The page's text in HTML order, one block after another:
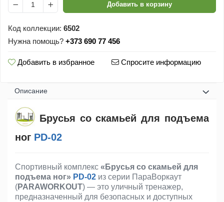
Добавить в корзину
Код коллекции: 6502
Нужна помощь? +373 690 77 456
Добавить в избранное Спросите информацию
Oписание
Брусья со скамьей для подъема
ног PD-02
Спортивный комплекс «Брусья со скамьей для
подъема ног» PD-02 из серии ПараВоркаут
(PARAWORKOUT) — это уличный тренажер,
предназначенный для безопасных и доступных